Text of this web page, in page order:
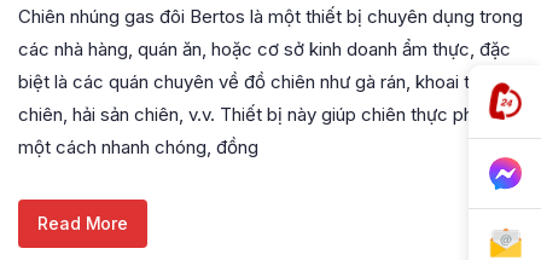
Chiên nhúng gas đôi Bertos là một thiết bị chuyên dụng trong
các nhà hàng, quán ăn, hoặc cơ sở kinh doanh ẩm thực, đặc
biệt là các quán chuyên về đồ chiên như gà rán, khoai tây
chiên, hải sản chiên, v.v. Thiết bị này giúp chiên thực phẩm
một cách nhanh chóng, đồng
Read More